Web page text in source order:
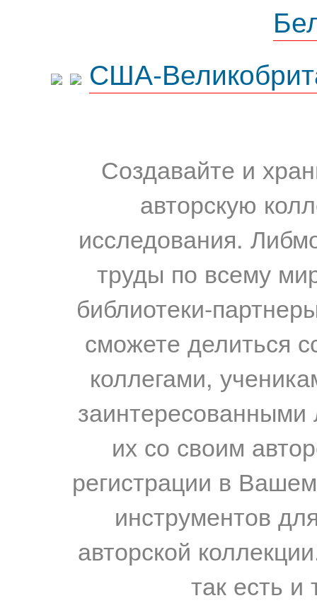
США-
Создавайте и
авторскую
исследования.
труды по всему
библиотеки-
сможете делиться
коллегами,
их со своим
регистрации в
инструментов
авторской
так есть и